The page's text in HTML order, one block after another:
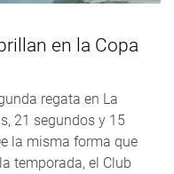
en la Copa
regata en La
21 segundos y 15
la misma forma que
temporada, el Club